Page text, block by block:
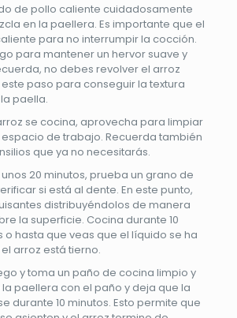
de pollo caliente cuidadosamente
en la paellera. Es importante que el
para no interrumpir la cocción.
para mantener un hervor suave y
no debes revolver el arroz
paso para conseguir la textura
paella.
se cocina, aprovecha para limpiar
de trabajo. Recuerda también
que ya no necesitarás.
20 minutos, prueba un grano de
si está al dente. En este punto,
distribuyéndolos de manera
la superficie. Cocina durante 10
o hasta que veas que el líquido se ha
arroz está tierno.
y toma un paño de cocina limpio y
paellera con el paño y deja que la
durante 10 minutos. Esto permite que